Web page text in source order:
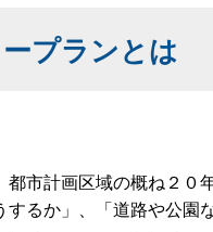
プランとは
市計画区域の概ね２０
るか」、「道路や公園